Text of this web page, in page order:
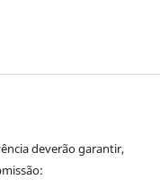
deverão garantir,